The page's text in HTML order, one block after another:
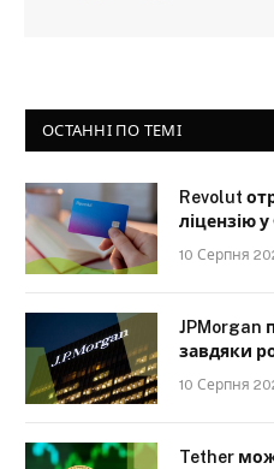
ОСТАННІ ПО ТЕМІ
Revolut
ліцензію у
10 Серпня
JPMorgan
завдяки
10 Серпня
Tether